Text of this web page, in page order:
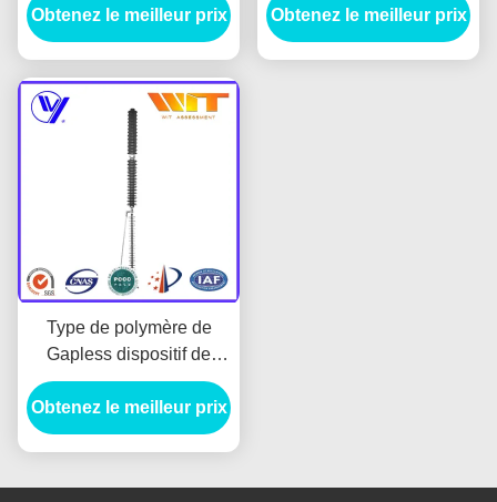
d'énergie, Grey Silicone
Housing
Obtenez le meilleur prix
avec des lacunes
externes de série, haute
Obtenez le meilleur prix
Type de polymère de
Gapless dispositif de
protection d'intercepteur
de montée subite pour la
ligne de transmission
Obtenez le meilleur prix